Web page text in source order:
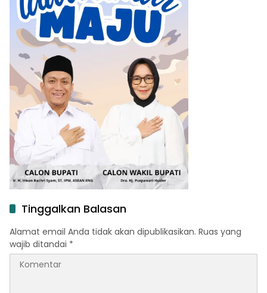
Tinggalkan Balasan
Alamat email Anda tidak akan dipublikasikan. Ruas yang
wajib ditandai *